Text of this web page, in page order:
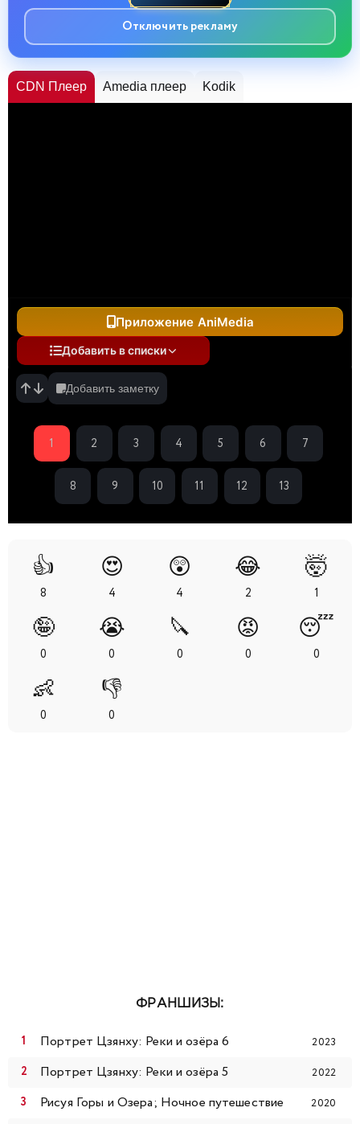
Отключить рекламу
CDN Плеер Amedia плеер Kodik
Приложение AniMedia
Добавить в списки
Добавить заметку
1 2 3 4 5 6 7
8 9 10 11 12 13
👍
8
😍
4
😲
4
😂
2
🤯
1
🤪
0
😭
0
🔪
0
😡
0
😴
0
👶
0
👎
0
ФРАНШИЗЫ:
Портрет Цзянху: Реки и озёра 6 2023
Портрет Цзянху: Реки и озёра 5 2022
Рисуя Горы и Озера; Ночное путешествие 2020